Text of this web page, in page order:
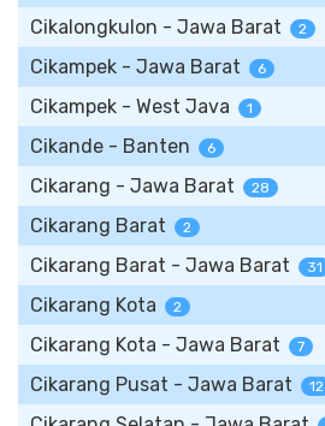
Cikalongkulon - Jawa Barat 2
Cikampek - Jawa Barat 6
Cikampek - West Java 1
Cikande - Banten 6
Cikarang - Jawa Barat 28
Cikarang Barat 2
Cikarang Barat - Jawa Barat 31
Cikarang Kota 2
Cikarang Kota - Jawa Barat 7
Cikarang Pusat - Jawa Barat 12